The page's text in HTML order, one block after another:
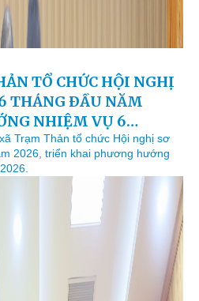
TỔ CHỨC HỘI NGHỊ
THÁNG ĐẦU NĂM
NHIỆM VỤ 6
Trạm Thản tổ chức Hội nghị sơ
2026, triển khai phương hướng